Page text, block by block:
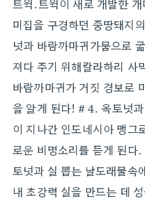
트윅.트윅이 새로 개발한
미집을 구경하던 중땅돼지
넛과 바람까마귀가뭄으로
져다 주기 위해칼라하리 사
바람까마귀가 거짓 경보로
을 알게 된다!＃4. 옥토넛
이 지나간 인도네시아 맹
로운 비명소리를 듣게 된
토넛과 실 뽑는 날도래물속
내 초강력 실을 만드는 데